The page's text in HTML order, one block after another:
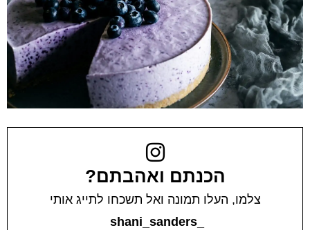
הכנתם ואהבתם?
צלמו, העלו תמונה ואל תשכחו לתייג אותי
_shani_sanders